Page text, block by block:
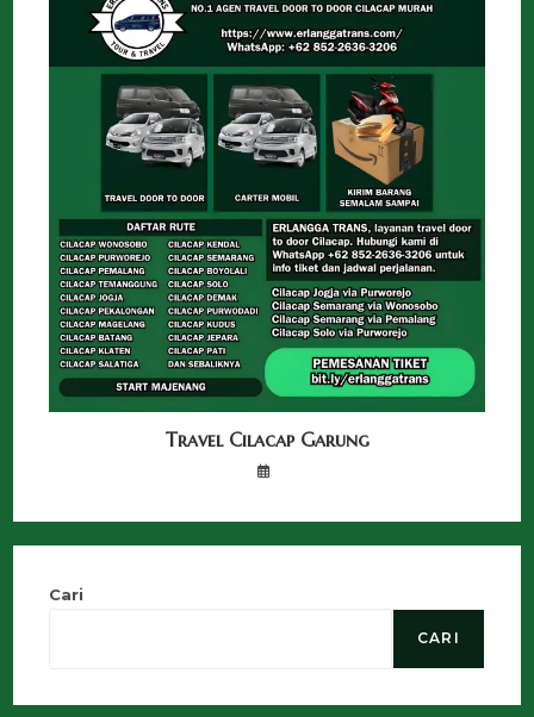
Travel Cilacap Garung
Cari
CARI